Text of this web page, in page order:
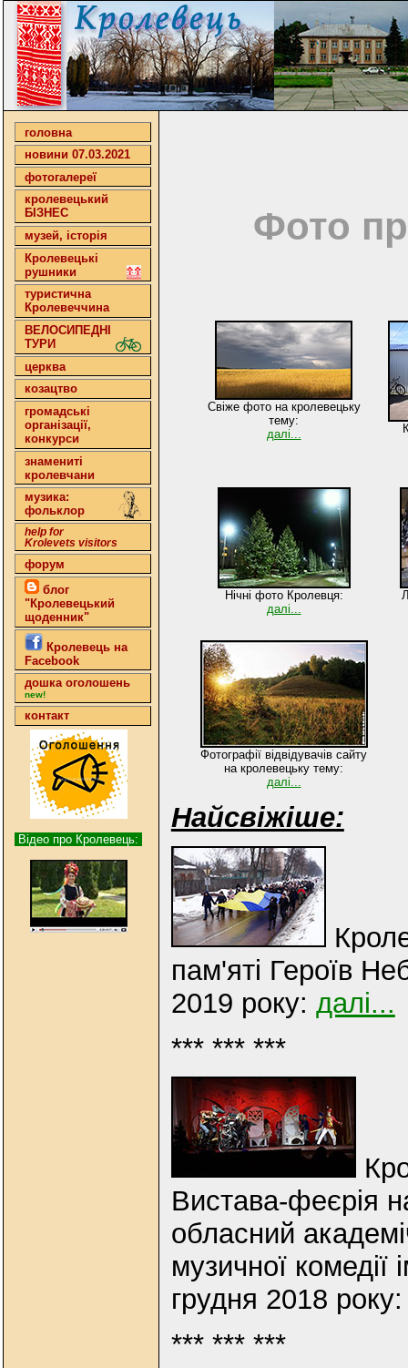
головна
новини 07.03.2021
фотогалереї
кролевецький
БІЗНЕС
музей, історія
Кролевецькі
рушники
туристична
Кролевеччина
ВЕЛОСИПЕДНІ
ТУРИ
церква
козацтво
громадські
організації,
конкурси
знамениті
кролевчани
музика:
фольклор
help for
Krolevets visitors
форум
блог
"Кролевецький
щоденник"
Кролевець на
Facebook
дошка оголошень
new!
контакт
Відео про Кролевець:
Фото
Свіже фото на кролевецьку
тему:
далі...
Нічні фото Кролевця:
далі...
Фотографії відвідувачів сайту
на кролевецьку тему:
далі...
Найсвіжіше:
пам'яті Героїв
2019 року: далі...
*** *** ***
Вистава-феєрія
обласний
музичної
грудня 2018
*** *** ***